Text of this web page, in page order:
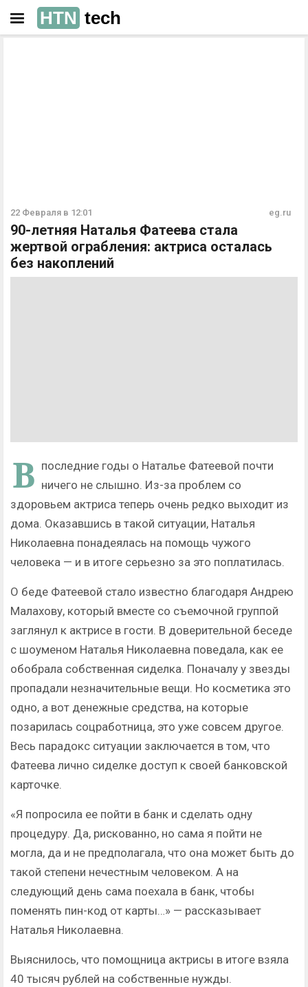
HTN tech
22 Февраля в 12:01 eg.ru
90-летняя Наталья Фатеева стала
жертвой ограбления: актриса осталась
без накоплений
В последние годы о Наталье Фатеевой почти
ничего не слышно. Из-за проблем со
здоровьем актриса теперь очень редко выходит из
дома. Оказавшись в такой ситуации, Наталья
Николаевна понадеялась на помощь чужого
человека — и в итоге серьезно за это поплатилась.
О беде Фатеевой стало известно благодаря Андрею
Малахову, который вместе со съемочной группой
заглянул к актрисе в гости. В доверительной беседе
с шоуменом Наталья Николаевна поведала, как ее
обобрала собственная сиделка. Поначалу у звезды
пропадали незначительные вещи. Но косметика это
одно, а вот денежные средства, на которые
позарилась соцработница, это уже совсем другое.
Весь парадокс ситуации заключается в том, что
Фатеева лично сиделке доступ к своей банковской
карточке.
«Я попросила ее пойти в банк и сделать одну
процедуру. Да, рискованно, но сама я пойти не
могла, да и не предполагала, что она может быть до
такой степени нечестным человеком. А на
следующий день сама поехала в банк, чтобы
поменять пин-код от карты…» — рассказывает
Наталья Николаевна.
Выяснилось, что помощница актрисы в итоге взяла
40 тысяч рублей на собственные нужды.